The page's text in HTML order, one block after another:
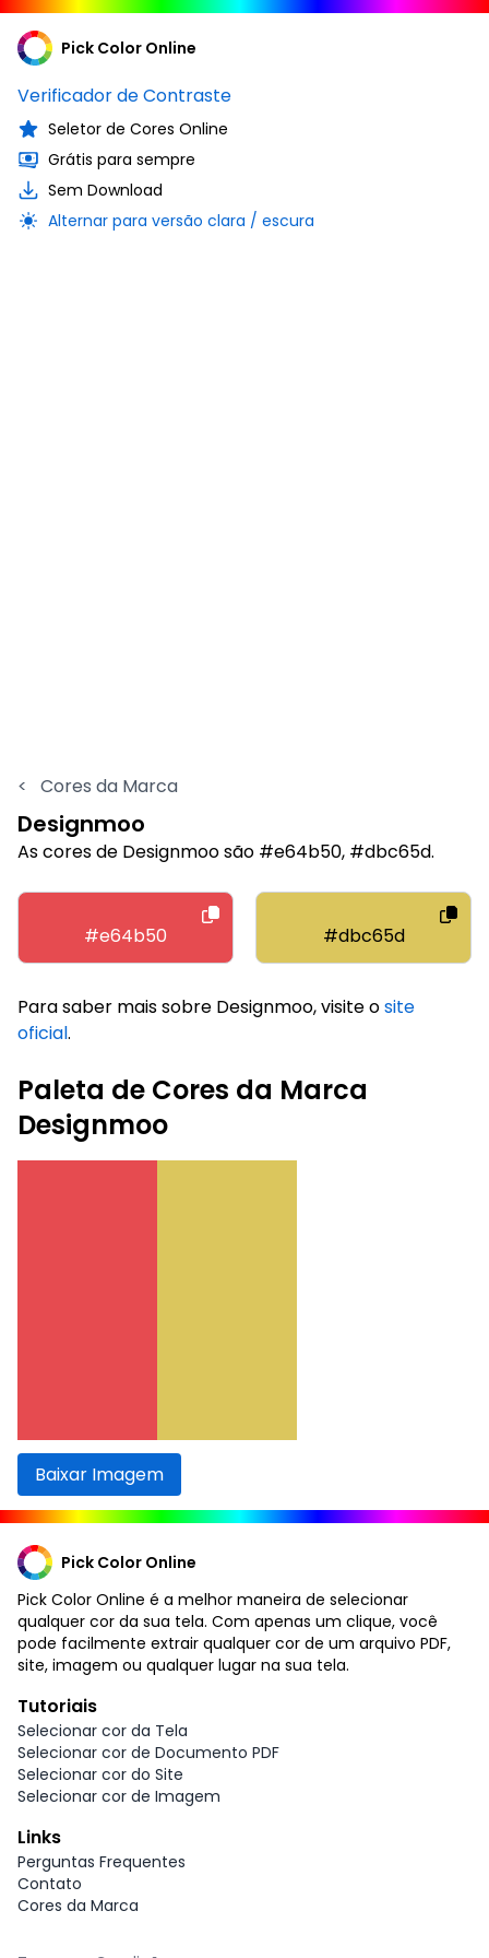
Pick Color Online
Verificador de Contraste
Seletor de Cores Online
Grátis para sempre
Sem Download
Alternar para versão clara / escura
< Cores da Marca
Designmoo
As cores de Designmoo são #e64b50, #dbc65d.
#e64b50 #dbc65d
Para saber mais sobre Designmoo, visite osite
oficial.
Paleta de Cores da Marca
Designmoo
Baixar Imagem
Pick Color Online
Pick Color Online é a melhor maneira de selecionar
qualquer cor da sua tela. Com apenas um clique, você
pode facilmente extrair qualquer cor de um arquivo PDF,
site, imagem ou qualquer lugar na sua tela.
Tutoriais
Selecionar cor da Tela
Selecionar cor de Documento PDF
Selecionar cor do Site
Selecionar cor de Imagem
Links
Perguntas Frequentes
Contato
Cores da Marca